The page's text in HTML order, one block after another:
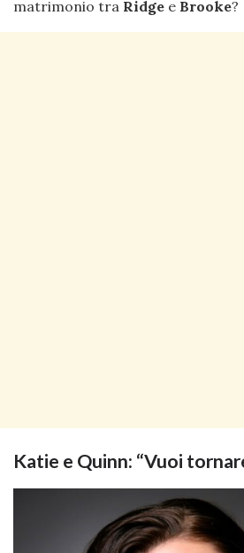
matrimonio tra Ridge e Brooke?
Katie e Quinn: “Vuoi